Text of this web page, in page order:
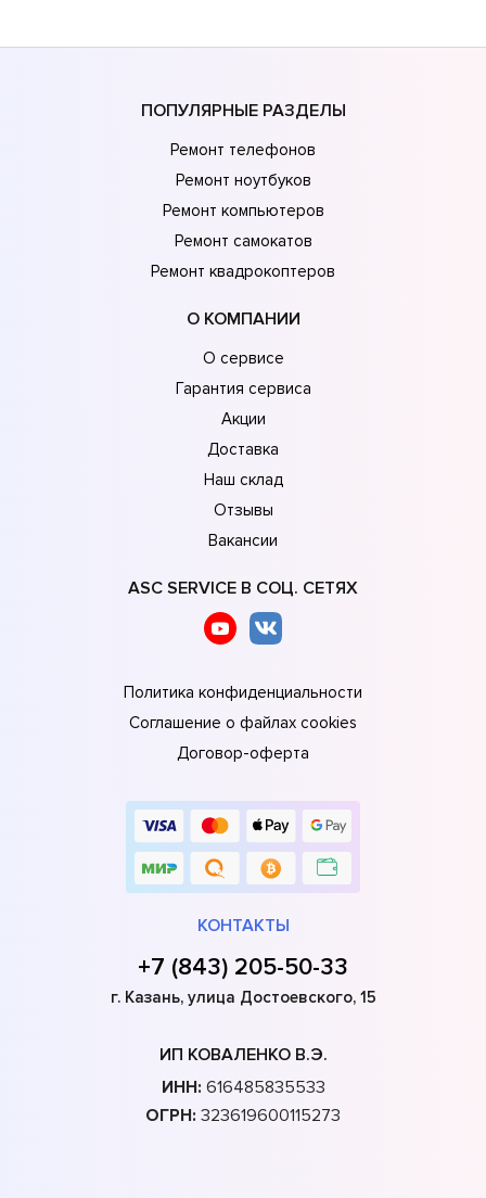
ПОПУЛЯРНЫЕ РАЗДЕЛЫ
Ремонт телефонов
Ремонт ноутбуков
Ремонт компьютеров
Ремонт самокатов
Ремонт квадрокоптеров
О КОМПАНИИ
О сервисе
Гарантия сервиса
Акции
Доставка
Наш склад
Отзывы
Вакансии
ASC SERVICE В СОЦ. СЕТЯХ
Политика конфиденциальности
Соглашение о файлах cookies
Договор-оферта
КОНТАКТЫ
+7 (843) 205-50-33
г. Казань, улица Достоевского, 15
ИП КОВАЛЕНКО В.Э.
ИНН: 616485835533
ОГРН: 323619600115273